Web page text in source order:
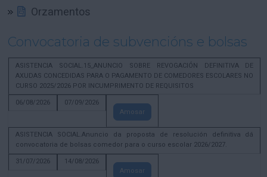
Orzamentos
Convocatoria de subvencións e bolsas
ASISTENCIA SOCIAL.15_ANUNCIO SOBRE REVOGACIÓN DEFINITIVA DE
AXUDAS CONCEDIDAS PARA O PAGAMENTO DE COMEDORES ESCOLARES NO
CURSO 2025/2026 POR INCUMPRIMENTO DE REQUISITOS
06/08/2026
07/09/2026
Amosar
ASISTENCIA SOCIAL.Anuncio da proposta de resolución definitiva dá
convocatoria de bolsas comedor para o curso escolar 2026/2027.
31/07/2026
14/08/2026
Amosar